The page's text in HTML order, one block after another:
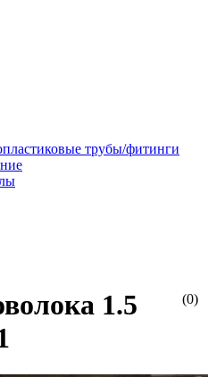
трубы/фитинги
(0)
1.5